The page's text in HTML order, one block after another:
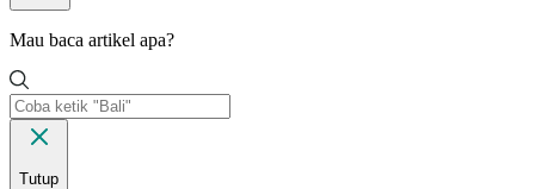
Mau baca artikel apa?
Tutup